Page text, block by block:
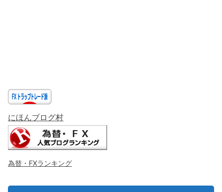
にほんブログ村
為替・FXランキング